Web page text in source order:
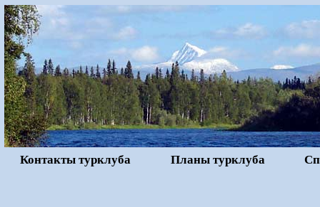
Контакты турклуба Планы турклуба